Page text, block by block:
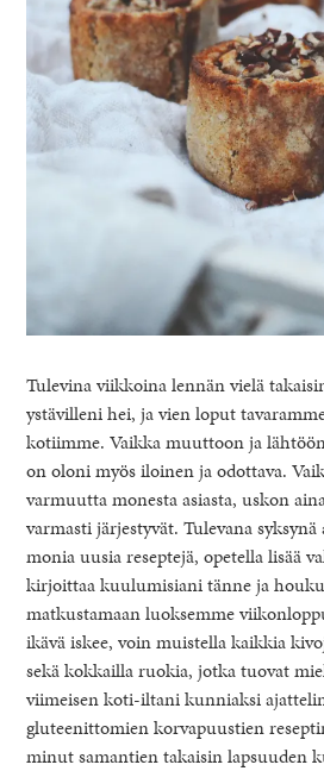
Tulevina viikkoina lennän vielä
ystävilleni hei, ja vien loput
kotiimme. Vaikka muuttoon ja
on oloni myös iloinen ja odottava.
varmuutta monesta asiasta, uskon
varmasti järjestyvät. Tulevana
monia uusia reseptejä, opetella lisää
kirjoittaa kuulumisiani tänne ja
matkustamaan luoksemme
ikävä iskee, voin muistella kaikkia
sekä kokkailla ruokia, jotka tuovat
viimeisen koti-iltani kunniaksi
gluteenittomien korvapuustien
minut samantien takaisin lapsuuden